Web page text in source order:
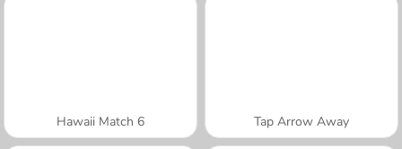
Hawaii Match 6 Tap Arrow Away